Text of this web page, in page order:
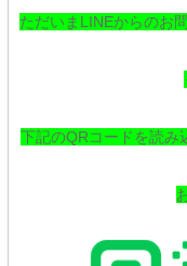
ただいまLINEからのお
下記のQRコードを読み